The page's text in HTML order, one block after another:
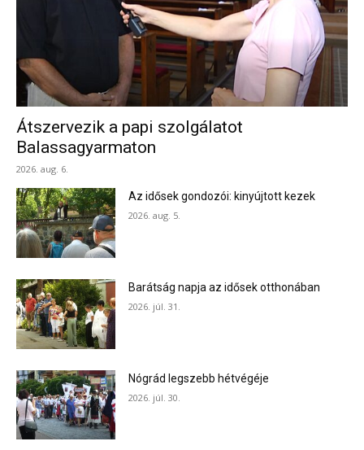
Átszervezik a papi szolgálatot
Balassagyarmaton
2026. aug. 6.
Az idősek gondozói: kinyújtott kezek
2026. aug. 5.
Barátság napja az idősek otthonában
2026. júl. 31.
Nógrád legszebb hétvégéje
2026. júl. 30.